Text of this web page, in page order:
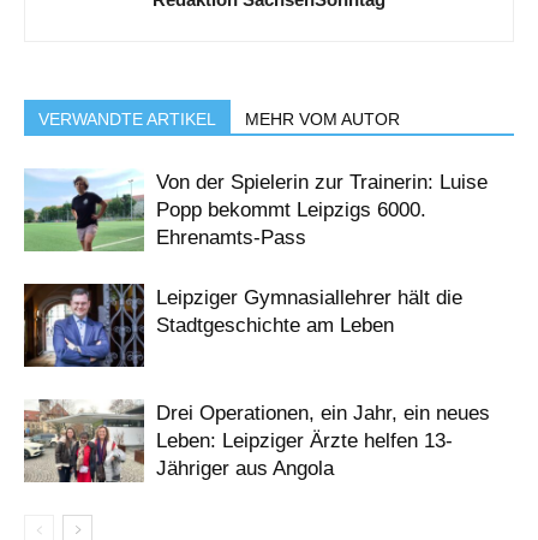
VERWANDTE ARTIKEL MEHR VOM AUTOR
Von der Spielerin zur Trainerin: Luise
Popp bekommt Leipzigs 6000.
Ehrenamts-Pass
Leipziger Gymnasiallehrer hält die
Stadtgeschichte am Leben
Drei Operationen, ein Jahr, ein neues
Leben: Leipziger Ärzte helfen 13-
Jähriger aus Angola